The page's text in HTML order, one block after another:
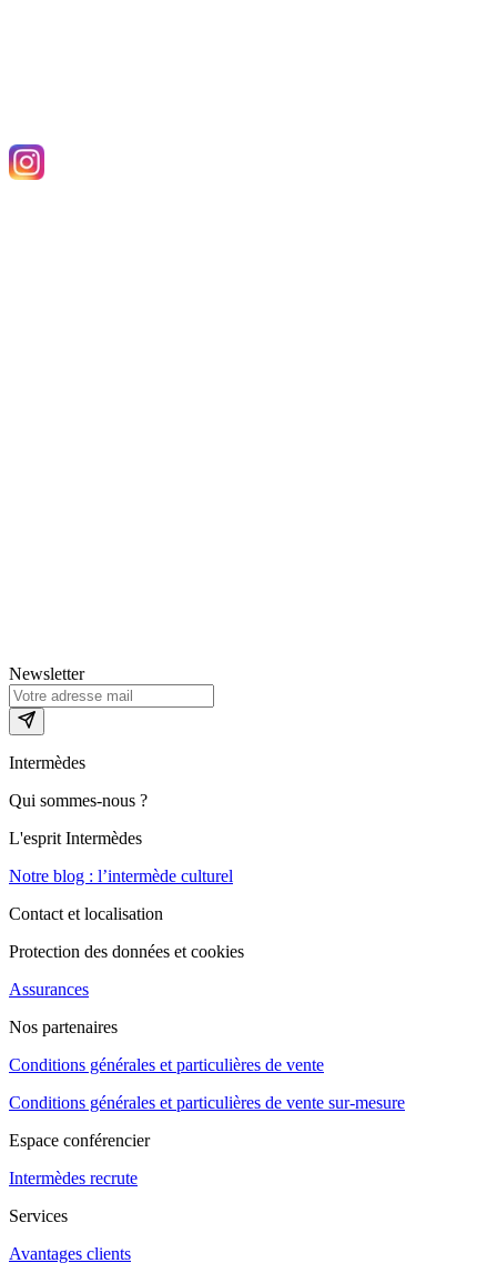
Newsletter
Intermèdes
Qui sommes-nous ?
L'esprit Intermèdes
Notre blog : l’intermède culturel
Contact et localisation
Protection des données et cookies
Assurances
Nos partenaires
Conditions générales et particulières de vente
Conditions générales et particulières de vente sur-mesure
Espace conférencier
Intermèdes recrute
Services
Avantages clients